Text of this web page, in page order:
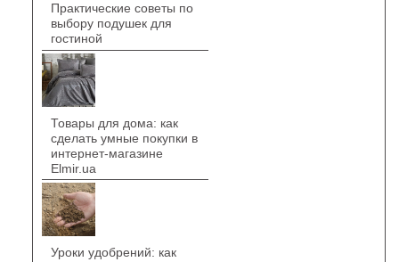
Практические советы по
выбору подушек для
гостиной
Товары для дома: как
сделать умные покупки в
интернет-магазине
Elmir.ua
Уроки удобрений: как